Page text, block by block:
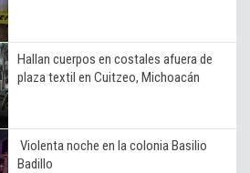
Hallan cuerpos en costales afuera de
plaza textil en Cuitzeo, Michoacán
Violenta noche en la colonia Basilio
Badillo